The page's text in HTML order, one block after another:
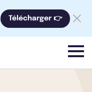
Télécharger 👉
menu